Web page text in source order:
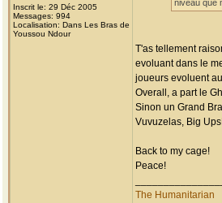
Inscrit le: 29 Déc 2005
Messages: 994
Localisation: Dans Les Bras de
Youssou Ndour
niveau que
T'as tellement
evoluant dans le
joueurs evoluent
Overall, a part le
Sinon un Grand
Vuvuzelas, Big
Back to my cage!
Peace!
The Humanitarian